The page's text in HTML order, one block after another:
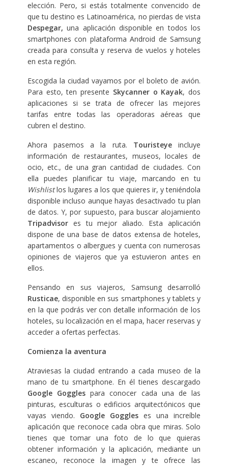
elección. Pero, si estás totalmente convencido de
que tu destino es Latinoamérica, no pierdas de vista
Despegar,una aplicación disponible en todos los
smartphones con plataforma Android de Samsung
creada para consulta y reserva de vuelos y hoteles
en esta región.
Escogida la ciudad vayamos por el boleto de avión.
Para esto, ten presente Skycanner o Kayak, dos
aplicaciones si se trata de ofrecer las mejores
tarifas entre todas las operadoras aéreas que
cubren el destino.
Ahora pasemos a la ruta. Touristeyeincluye
información de restaurantes, museos, locales de
ocio, etc., de una gran cantidad de ciudades. Con
ella puedes planificar tu viaje, marcando en tu
Wishlistlos lugares a los que quieres ir, y teniéndola
disponible incluso aunque hayas desactivado tu plan
de datos. Y, por supuesto, para buscar alojamiento
Tripadvisores tu mejor aliado. Esta aplicación
dispone de una base de datos extensa de hoteles,
apartamentos o albergues y cuenta con numerosas
opiniones de viajeros que ya estuvieron antes en
ellos.
Pensando en sus viajeros, Samsung desarrolló
Rusticae, disponible en sus smartphones y tablets y
en la que podrás ver con detalle información de los
hoteles, su localización en el mapa, hacer reservas y
acceder a ofertas perfectas.
Comienza la aventura
Atraviesas la ciudad entrando a cada museo de la
mano de tu smartphone. En él tienes descargado
Google Goggles para conocer cada una de las
pinturas, esculturas o edificios arquitectónicos que
vayas viendo. Google Goggles es una increíble
aplicación que reconoce cada obra que miras. Solo
tienes que tomar una foto de lo que quieras
obtener información y la aplicación, mediante un
escaneo, reconoce la imagen y te ofrece las